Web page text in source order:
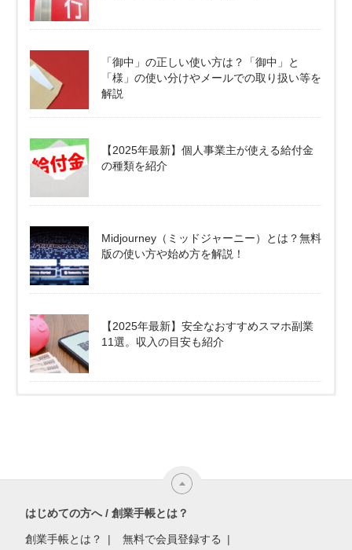
「御中」の正しい使い方は？「御中」と
「様」の使い分けやメールでの取り扱い等を
解説
【2025年最新】個人事業主が使える給付金
の種類を紹介
Midjourney（ミッドジャーニー）とは？無料
版の使い方や始め方を解説！
【2025年最新】安全なおすすめスマホ副業
11選。収入の目安も紹介
はじめての方へ / 創業手帳とは？
創業手帳とは？ 無料で会員登録する